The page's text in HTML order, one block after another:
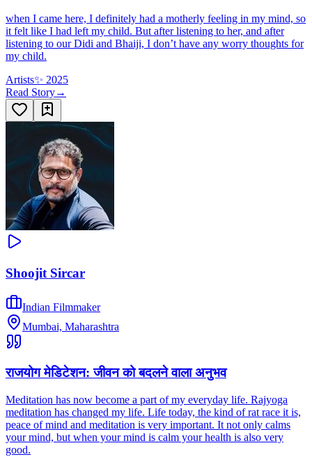
when I came here, I definitely had a motherly feeling in my mind, so
it felt like I had left my child. But after listening to her, and after
listening to our Didi and Bhaiji, I don’t have any worry thoughts for
my child.
Artists✨ 2025
Read Story→
Shoojit Sircar
Indian Filmmaker
Mumbai, Maharashtra
राजयोग मेडिटेशन: जीवन को बदलने वाला अनुभव
Meditation has now become a part of my everyday life. Rajyoga
meditation has changed my life. Life today, the kind of rat race it is,
peace of mind and meditation is very important. It not only calms
your mind, but when your mind is calm your health is also very
good.